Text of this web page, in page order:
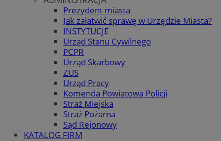
Prezydent miasta
Jak załatwić sprawę w Urzędzie Miasta?
INSTYTUCJE
Urząd Stanu Cywilnego
PCPR
Urząd Skarbowy
ZUS
Urząd Pracy
Komenda Powiatowa Policji
Straż Miejska
Straż Pożarna
Sąd Rejonowy
KATALOG FIRM